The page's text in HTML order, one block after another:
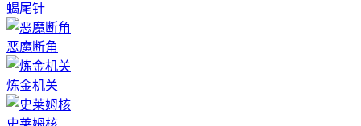
蝎尾针
恶魔断角
炼金机关